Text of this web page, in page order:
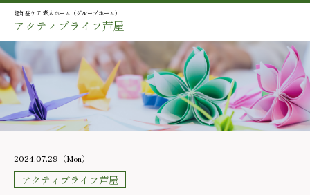
認知症ケア 老人ホーム（グループホーム）
アクティブライフ芦屋
2024.07.29（Mon）
アクティブライフ芦屋